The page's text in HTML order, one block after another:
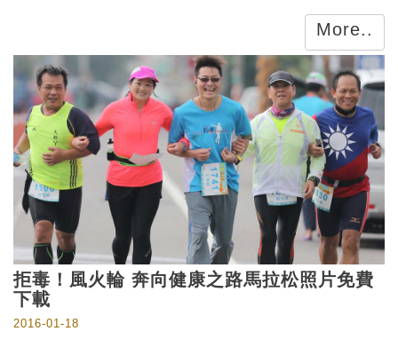
More..
拒毒！風火輪 奔向健康之路馬拉松照片免費
下載
2016-01-18